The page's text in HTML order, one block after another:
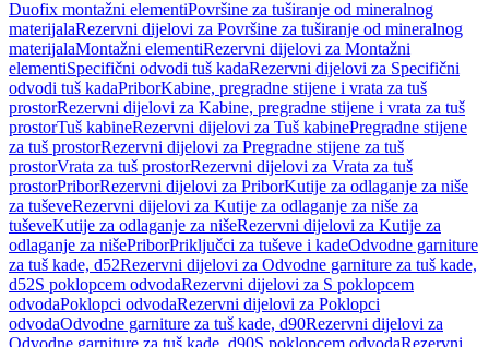
Duofix montažni elementiPovršine za tuširanje od mineralnog
materijalaRezervni dijelovi za Površine za tuširanje od mineralnog
materijalaMontažni elementiRezervni dijelovi za Montažni
elementiSpecifični odvodi tuš kadaRezervni dijelovi za Specifični
odvodi tuš kadaPriborKabine, pregradne stijene i vrata za tuš
prostorRezervni dijelovi za Kabine, pregradne stijene i vrata za tuš
prostorTuš kabineRezervni dijelovi za Tuš kabinePregradne stijene
za tuš prostorRezervni dijelovi za Pregradne stijene za tuš
prostorVrata za tuš prostorRezervni dijelovi za Vrata za tuš
prostorPriborRezervni dijelovi za PriborKutije za odlaganje za niše
za tuševeRezervni dijelovi za Kutije za odlaganje za niše za
tuševeKutije za odlaganje za nišeRezervni dijelovi za Kutije za
odlaganje za nišePriborPriključci za tuševe i kadeOdvodne garniture
za tuš kade, d52Rezervni dijelovi za Odvodne garniture za tuš kade,
d52S poklopcem odvodaRezervni dijelovi za S poklopcem
odvodaPoklopci odvodaRezervni dijelovi za Poklopci
odvodaOdvodne garniture za tuš kade, d90Rezervni dijelovi za
Odvodne garniture za tuš kade, d90S poklopcem odvodaRezervni